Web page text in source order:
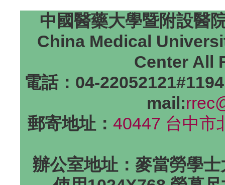
中國醫藥大學暨附設醫
China Medical
Center All
電話：04-
mail:
郵寄地址：40447 台中市
辦公室地址：麥當勞學